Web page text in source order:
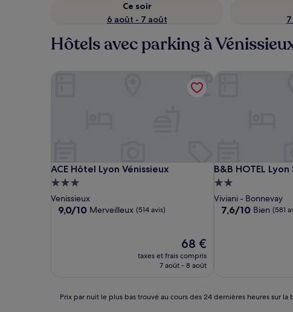
Ce soir
6 août - 7 août
Hôtels avec parking à
ACE Hôtel Lyon Vénissieux
ACE Hôtel Lyon Vénissieux
Hébergement
3.0 étoiles
Venissieux
9.0
9,0/10 Merveilleux (514 avis)
Le
nouveau
prix
68 €
68 €
taxes et frais compris
7 août - 8 août
B&B HOTEL
B&B HOTEL Lyon
Hébergement
2.0 étoiles
Viviani - Bonnevay
7.6
7,6/10 Bien (581
PrixPrix par nuit le plus bas trouvé au cours des 24 dernières heures sur